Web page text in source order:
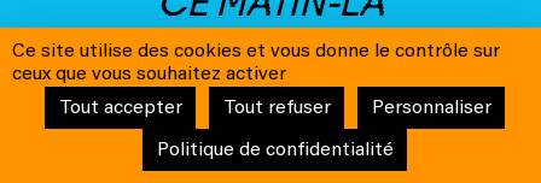
Ce site utilise des cookies et vous donne le contrôle sur
ceux que vous souhaitez activer
Tout accepter
Tout refuser Personnaliser
Politique de confidentialité